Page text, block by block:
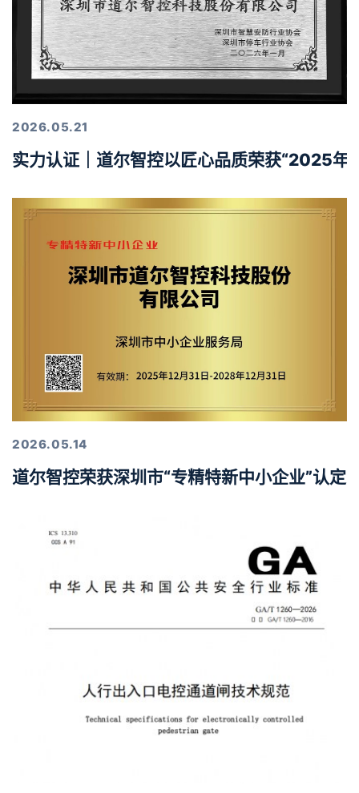
2026.05.21
实力认证｜道尔智控以匠心品质荣获“2025年
2026.05.14
道尔智控荣获深圳市“专精特新中小企业”认定